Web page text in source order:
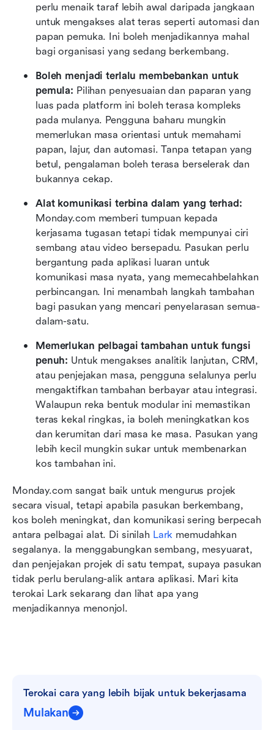
perlu menaik taraf lebih awal daripada jangkaan
untuk mengakses alat teras seperti automasi dan
papan pemuka. Ini boleh menjadikannya mahal
bagi organisasi yang sedang berkembang.
Boleh menjadi terlalu membebankan untuk
pemula: Pilihan penyesuaian dan paparan yang
luas pada platform ini boleh terasa kompleks
pada mulanya. Pengguna baharu mungkin
memerlukan masa orientasi untuk memahami
papan, lajur, dan automasi. Tanpa tetapan yang
betul, pengalaman boleh terasa berselerak dan
bukannya cekap.
Monday.com memberi tumpuan kepada
kerjasama tugasan tetapi tidak mempunyai ciri
sembang atau video bersepadu. Pasukan perlu
bergantung pada aplikasi luaran untuk
komunikasi masa nyata, yang memecahbelahkan
perbincangan. Ini menambah langkah tambahan
bagi pasukan yang mencari penyelarasan semua-
dalam-satu.
Memerlukan pelbagai tambahan untuk fungsi
penuh: Untuk mengakses analitik lanjutan, CRM,
atau penjejakan masa, pengguna selalunya perlu
mengaktifkan tambahan berbayar atau integrasi.
Walaupun reka bentuk modular ini memastikan
teras kekal ringkas, ia boleh meningkatkan kos
dan kerumitan dari masa ke masa. Pasukan yang
lebih kecil mungkin sukar untuk membenarkan
kos tambahan ini.
Monday.com sangat baik untuk mengurus projek
secara visual, tetapi apabila pasukan berkembang,
kos boleh meningkat, dan komunikasi sering berpecah
antara pelbagai alat. Di sinilah Lark memudahkan
segalanya. Ia menggabungkan sembang, mesyuarat,
dan penjejakan projek di satu tempat, supaya pasukan
tidak perlu berulang-alik antara aplikasi. Mari kita
terokai Lark sekarang dan lihat apa yang
menjadikannya menonjol.
Terokai cara yang lebih bijak untuk bekerjasama
Mulakan